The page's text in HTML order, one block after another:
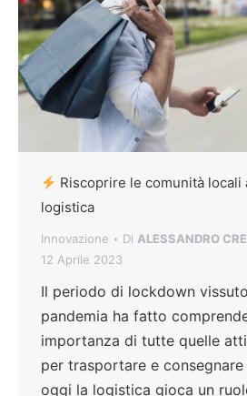
Riscoprire le comunità locali
logistica
Innovazione Di ALESSANDRO
12 Aprile 2023
Il periodo di lockdown
pandemia ha fatto
importanza di tutte quelle
per trasportare e consegnare
oggi la logistica gioca un